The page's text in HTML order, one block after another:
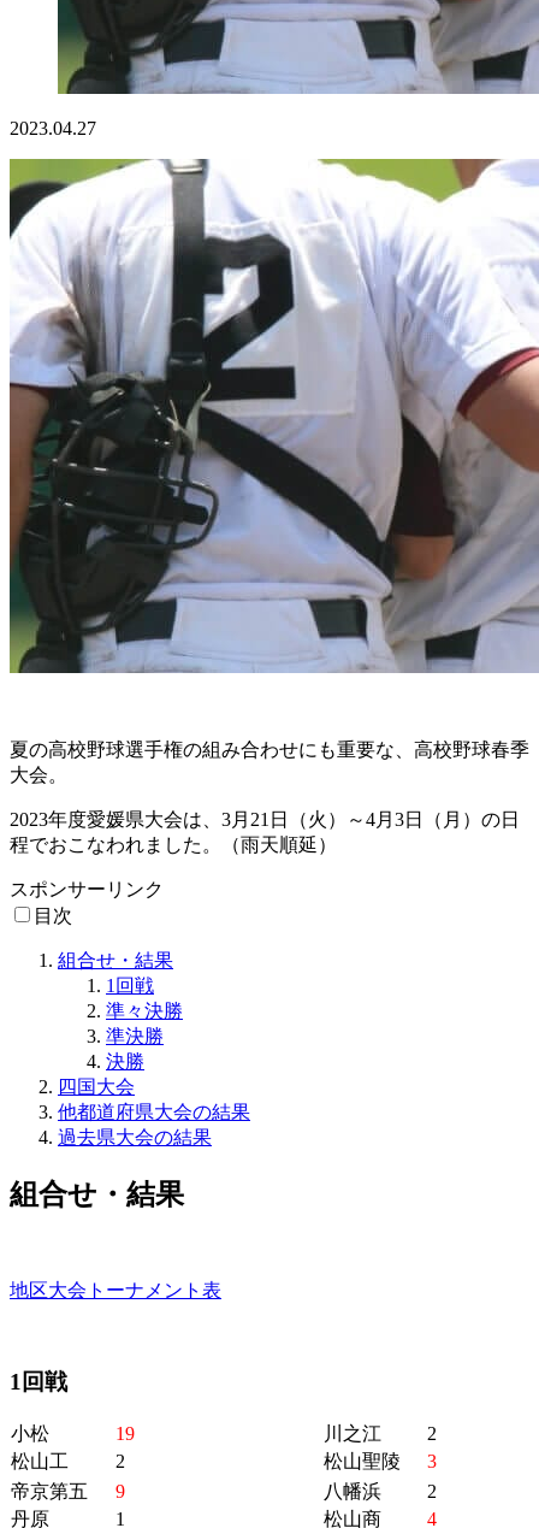
2023.04.27
夏の高校野球選手権の組み合わせにも重要な、高校野球春季
大会。
2023年度愛媛県大会は、3月21日（火）～4月3日（月）の日
程でおこなわれました。（雨天順延）
スポンサーリンク
目次
組合せ・結果
1回戦
準々決勝
準決勝
決勝
四国大会
他都道府県大会の結果
過去県大会の結果
組合せ・結果
地区大会トーナメント表
1回戦
小松 19 川之江
2
松山工
2 松山聖陵
3
帝京第五
9 八幡浜
2
丹原
1 松山商
4